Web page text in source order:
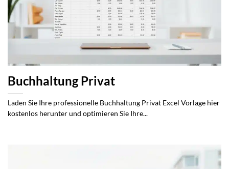
Buchhaltung Privat
Laden Sie Ihre professionelle Buchhaltung Privat Excel Vorlage hier
kostenlos herunter und optimieren Sie Ihre...